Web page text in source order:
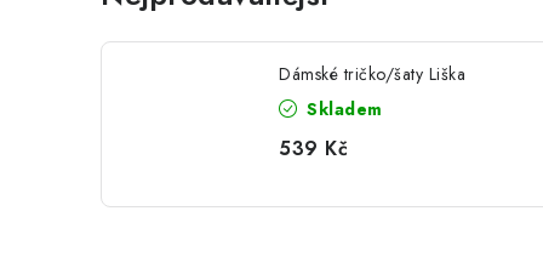
Dámské tričko/šaty Liška
Skladem
539 Kč